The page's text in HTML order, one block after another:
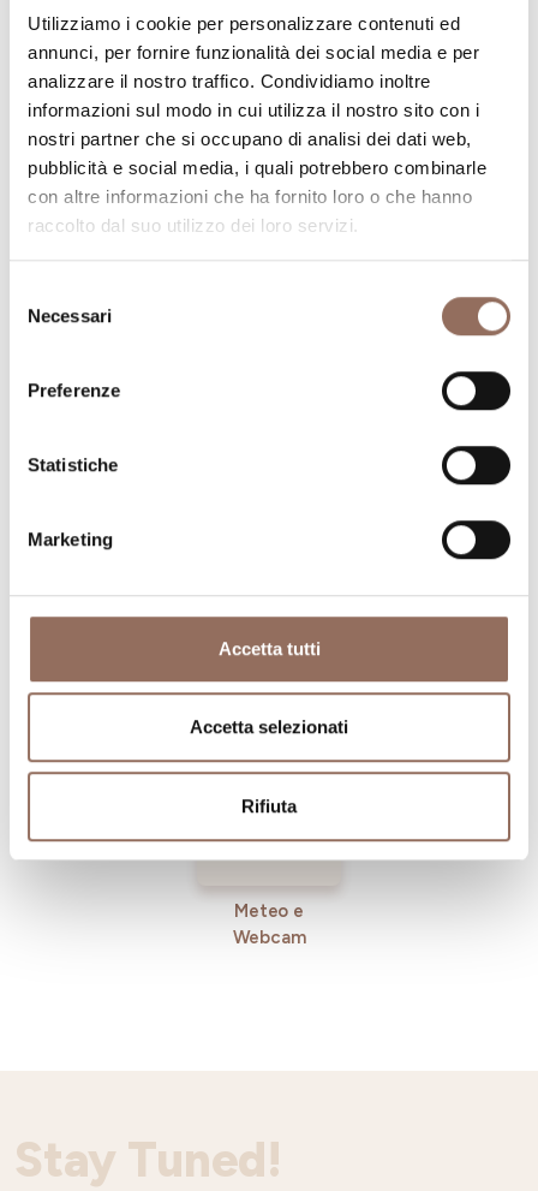
Utilizziamo i cookie per personalizzare contenuti ed
annunci, per fornire funzionalità dei social media e per
analizzare il nostro traffico. Condividiamo inoltre
informazioni sul modo in cui utilizza il nostro sito con i
nostri partner che si occupano di analisi dei dati web,
pubblicità e social media, i quali potrebbero combinarle
con altre informazioni che ha fornito loro o che hanno
raccolto dal suo utilizzo dei loro servizi.
delNecessari
Preferenze
Statistiche
Marketing
Accetta tutti
Accetta selezionati
Rifiuta
La tua vacanza
Pianifica dove dormire, dove mangiare, cosa fare e
visitare in ogni angolo di Langhe Monferrato Roero, con
un occhio al meteo in tempo reale
Incoming
Meteo e
Webcam
Stay Tuned!